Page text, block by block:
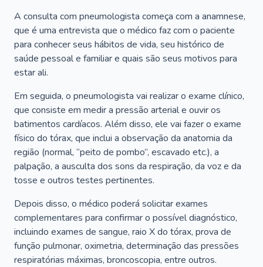
A consulta com pneumologista começa com a anamnese,
que é uma entrevista que o médico faz com o paciente
para conhecer seus hábitos de vida, seu histórico de
saúde pessoal e familiar e quais são seus motivos para
estar ali.
Em seguida, o pneumologista vai realizar o exame clínico,
que consiste em medir a pressão arterial e ouvir os
batimentos cardíacos. Além disso, ele vai fazer o exame
físico do tórax, que inclui a observação da anatomia da
região (normal, “peito de pombo”, escavado etc.), a
palpação, a ausculta dos sons da respiração, da voz e da
tosse e outros testes pertinentes.
Depois disso, o médico poderá solicitar exames
complementares para confirmar o possível diagnóstico,
incluindo exames de sangue, raio X do tórax, prova de
função pulmonar, oximetria, determinação das pressões
respiratórias máximas, broncoscopia, entre outros.